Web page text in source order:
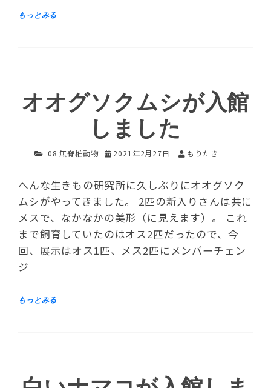
オオグソクムシが入館
しました
08 無脊椎動物 2021年2月27日 もりたき
へんな生きもの研究所に久しぶりにオオグソク
ムシがやってきました。 2匹の新入りさんは共に
メスで、なかなかの美形（に見えます）。 これ
まで飼育していたのはオス2匹だったので、今
回、展示はオス1匹、メス2匹にメンバーチェン
ジ